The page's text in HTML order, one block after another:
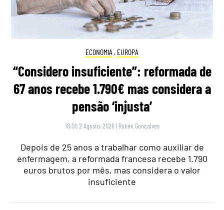
ECONOMIA , EUROPA
“Considero insuficiente”: reformada de
67 anos recebe 1.790€ mas considera a
pensão ‘injusta’
18:00 2 Agosto, 2026 | Rubén Gonçalves
Depois de 25 anos a trabalhar como auxiliar de
enfermagem, a reformada francesa recebe 1.790
euros brutos por mês, mas considera o valor
insuficiente